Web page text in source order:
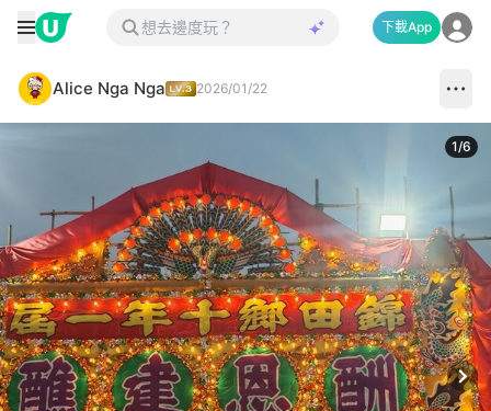
下載App
Alice Nga Nga 2026/01/22
1/6